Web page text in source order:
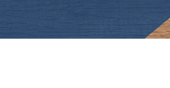
/ IT-Management
Administration (MBA)